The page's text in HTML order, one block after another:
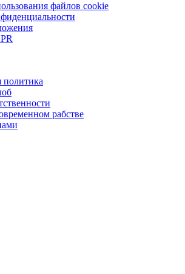
файлов cookie
политика
рабстве